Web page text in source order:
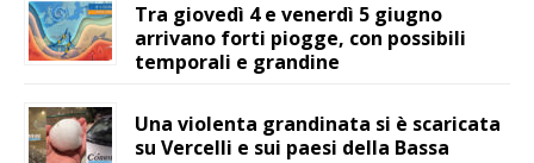
Tra giovedì 4 e venerdì 5 giugno
arrivano forti piogge, con possibili
temporali e grandine
Una violenta grandinata si è scaricata
su Vercelli e sui paesi della Bassa